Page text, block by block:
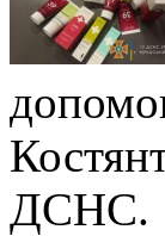
ДСНС.